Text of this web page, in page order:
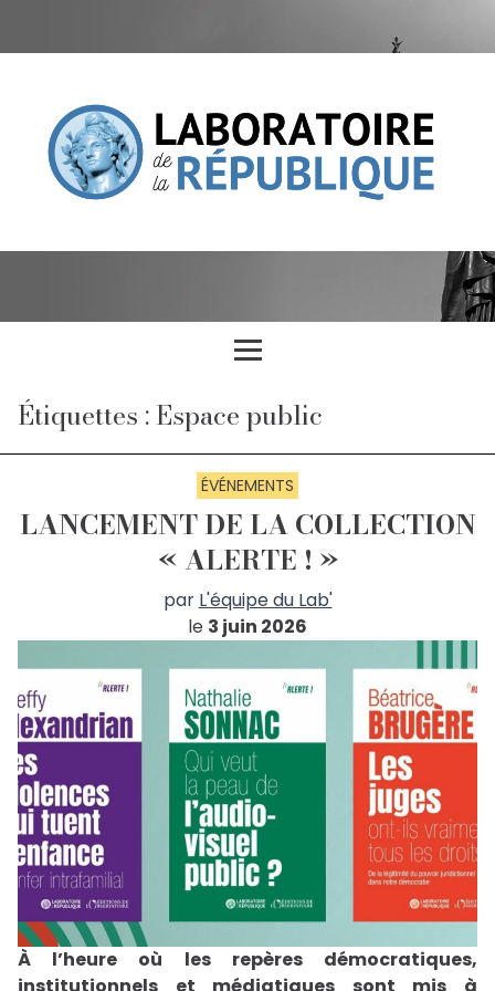
Étiquettes : Espace public
ÉVÉNEMENTS
LANCEMENT DE LA COLLECTION
« ALERTE ! »
par L'équipe du Lab'
le 3 juin 2026
À l’heure où les repères démocratiques,